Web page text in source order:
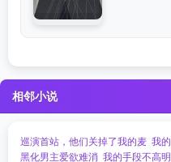
相邻小说
巡演首站，他们关掉了我的麦 我
黑化男主爱欲难消 我的手段不高